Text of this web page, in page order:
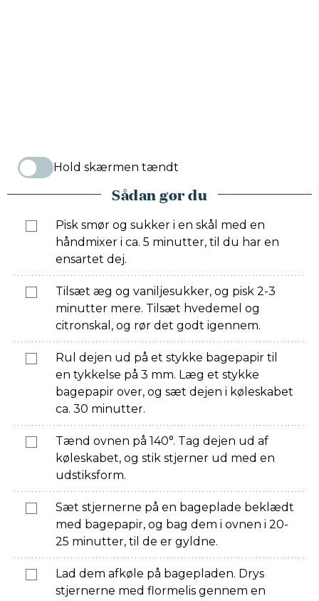
Hold skærmen tændt
Sådan gør du
Pisk smør og sukker i en skål med en
håndmixer i ca. 5 minutter, til du har en
ensartet dej.
Tilsæt æg og vaniljesukker, og pisk 2-3
minutter mere. Tilsæt hvedemel og
citronskal, og rør det godt igennem.
Rul dejen ud på et stykke bagepapir til
en tykkelse på 3 mm. Læg et stykke
bagepapir over, og sæt dejen i køleskabet
ca. 30 minutter.
Tænd ovnen på 140°. Tag dejen ud af
køleskabet, og stik stjerner ud med en
udstiksform.
Sæt stjernerne på en bageplade beklædt
med bagepapir, og bag dem i ovnen i 20-
25 minutter, til de er gyldne.
Lad dem afkøle på bagepladen. Drys
stjernerne med flormelis gennem en